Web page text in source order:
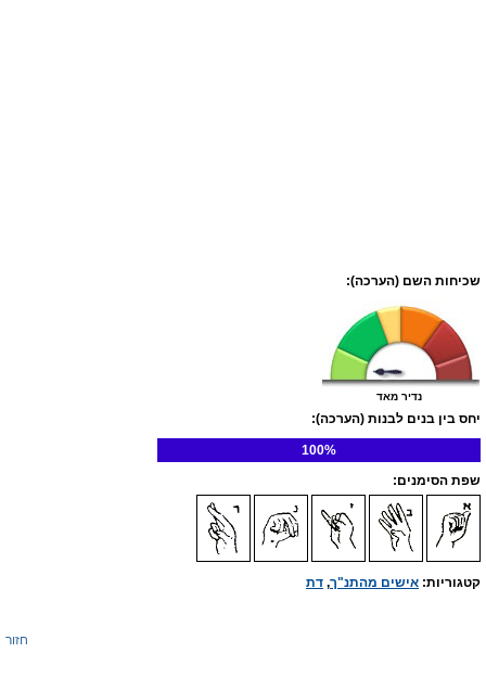
שכיחות השם (הערכה):
נדיר מאד
יחס בין בנים לבנות (הערכה):
100%
שפת הסימנים:
קטגוריות: אישים מהתנ"ך, דת
חזור